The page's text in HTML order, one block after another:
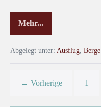
Mehr...
Abgelegt unter: Ausflug, Berge
← Vorherige 1